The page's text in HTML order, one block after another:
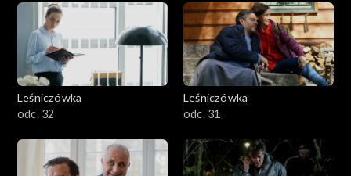
Leśniczówka
odc. 32
Leśniczówka
odc. 31